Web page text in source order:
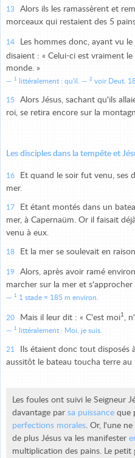
13
Alors ils les ramassèrent et
morceaux qui restaient des 5
14 Les hommes donc, ayant vu
disaient : « Celui-ci est vraiment le
monde. »
1 littéralement : qu'il. 2 voir Deut.
15
Alors Jésus, sachant qu'ils
roi, se retira encore sur la
Les disciples dans la tempête et
16
Et quand le soir fut venu, ses
mer.
17
Et étant montés dans un
mer, à Capernaüm. Or il faisait
venu à eux.
18 Et la mer se soulevait en
19 Alors, après avoir ramé
marcher sur la mer et
1 1 stade = 185 m environ.
20 Mais il leur dit : « C'est moi1 ,
1 littéralement : Moi, je suis.
21
Ils étaient donc tout disposés
aussitôt le bateau toucha terre au
Les foules ont suivi le Seigneur
davantage par sa puissance que
perfections morales . Or, l'une
de plus Jésus va les manifester
multiplication des pains. Le